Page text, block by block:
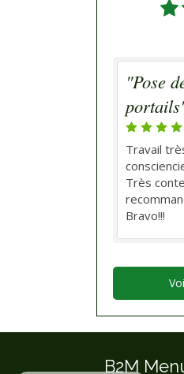
"Pose
Travail
Très
Bravo!!!
B2M
Continuer sans accepter